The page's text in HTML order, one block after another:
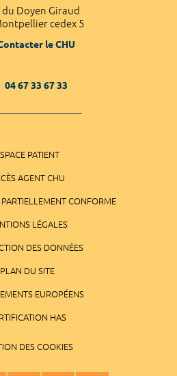
du Doyen Giraud
cedex 5
le CHU
04 67 33 67 33
PATIENT
AGENT CHU
PARTIELLEMENT CONFORME
LÉGALES
DES DONNÉES
PLAN DU SITE
EUROPÉENS
HAS
DES COOKIES